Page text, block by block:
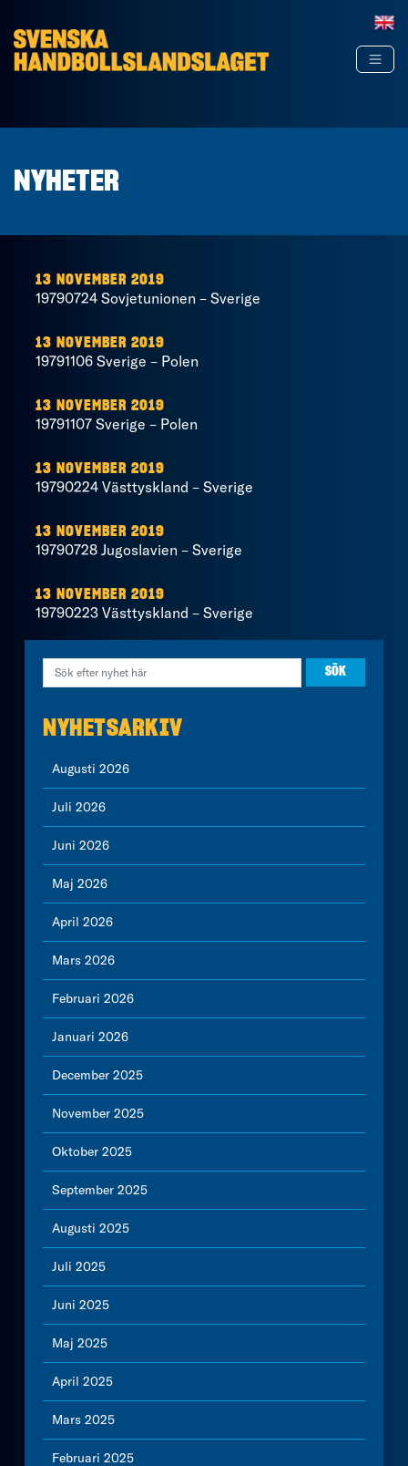
NYHETER
13 NOVEMBER 2019
19790724 Sovjetunionen – Sverige
13 NOVEMBER 2019
19791106 Sverige – Polen
13 NOVEMBER 2019
19791107 Sverige – Polen
13 NOVEMBER 2019
19790224 Västtyskland – Sverige
13 NOVEMBER 2019
19790728 Jugoslavien – Sverige
13 NOVEMBER 2019
19790223 Västtyskland – Sverige
NYHETSARKIV
Augusti 2026
Juli 2026
Juni 2026
Maj 2026
April 2026
Mars 2026
Februari 2026
Januari 2026
December 2025
November 2025
Oktober 2025
September 2025
Augusti 2025
Juli 2025
Juni 2025
Maj 2025
April 2025
Mars 2025
Februari 2025